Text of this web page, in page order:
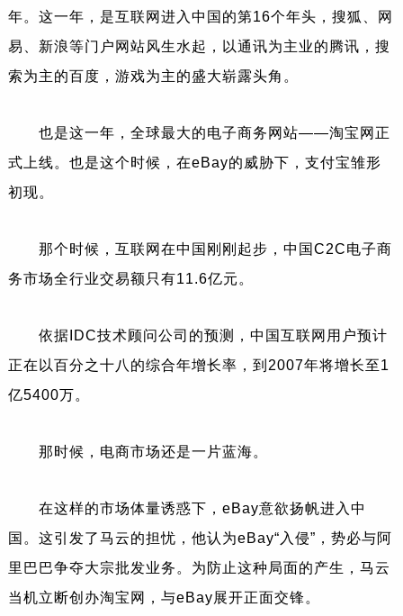
年。这一年，是互联网进入中国的第16个年头， 搜狐
网
易
新浪等门户网站风生水起，以通讯为主业的腾讯 ，搜
索为主的百度 ，游戏为主的盛大崭露头角。
也是这一年，全球最大的电子商务网站——淘宝网正
式上线。也是这个时候，在eBay的威胁下，支付宝雏形
初现。
那个时候，互联网在中国刚刚起步，中国C2C电子商
务市场全行业交易额只有11.6亿元。
依据IDC技术顾问公司的预测，中国互联网用户预计
正在以百分之十八的综合年增长率，到2007年将增长至1
亿5400万。
那时候，电商市场还是一片蓝海。
在这样的市场体量诱惑下，eBay意欲扬帆进入中
国。这引发了马云的担忧，他认为eBay“入侵”，势必与阿
里巴巴争夺大宗批发业务。为防止这种局面的产生，马云
当机立断创办淘宝网，与eBay展开正面交锋。